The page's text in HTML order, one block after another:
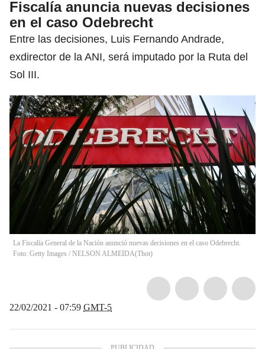
Fiscalía anuncia nuevas decisiones
en el caso Odebrecht
Entre las decisiones, Luis Fernando Andrade,
exdirector de la ANI, será imputado por la Ruta del
Sol III.
La Fiscalía General de la Nación anunció nuevas decisiones en el caso Odebrecht.
Foto: Getty Images / NELSON ALMEIDA(Thot)
22/02/2021 - 07:59 GMT-5